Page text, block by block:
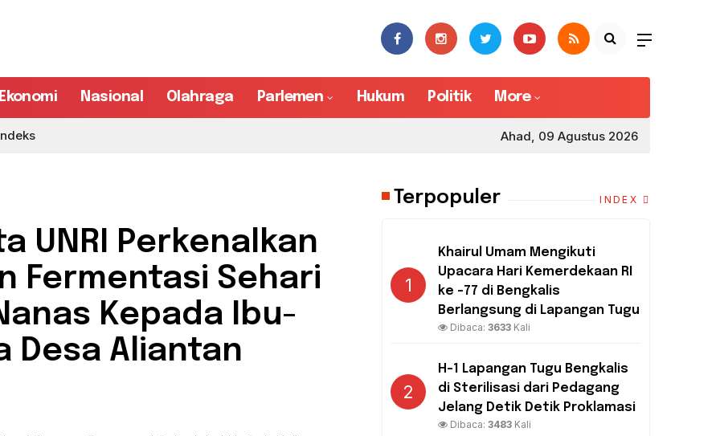
Ekonomi Nasional Olahraga Parlemen Hukum Politik More
Ahad, 09 Agustus 2026
UNRI Perkenalkan
Fermentasi Sehari
Kepada Ibu-
Desa Aliantan
Terpopuler INDEX
1
Khairul Umam Mengikuti
Upacara Hari Kemerdekaan RI
ke -77 di Bengkalis
Berlangsung di Lapangan Tugu
Dibaca: 3633 Kali
2
H-1 Lapangan Tugu Bengkalis
di Sterilisasi dari Pedagang
Jelang Detik Detik Proklamasi
Dibaca: 3483 Kali